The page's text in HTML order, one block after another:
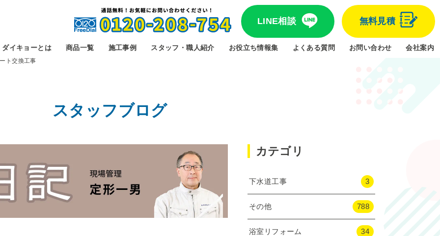
LINE相談 無料見積
ダイキョーとは 商品一覧 施工事例 スタッフ・職人紹介 お役立ち情報集 よくある質問 お問い合わせ 会社案内
ト交換工事
スタッフブログ
カテゴリ
下水道工事 3
その他 788
浴室リフォーム 34